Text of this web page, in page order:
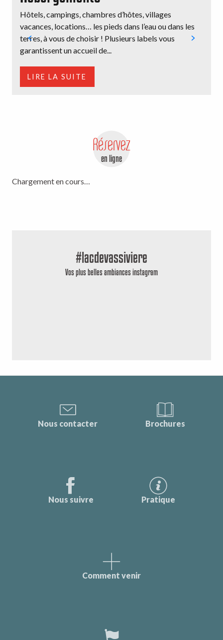
Hôtels, campings, chambres d’hôtes, villages
vacances, locations… les pieds dans l’eau ou dans les
terres, à vous de choisir ! Plusieurs labels vous
garantissent un accueil de...
LIRE LA SUITE
Réservez
en ligne
Chargement en cours…
#lacdevassiviere
Vos plus belles ambiances instagram
Nous contacter Brochures
Nous suivre Pratique
Comment venir